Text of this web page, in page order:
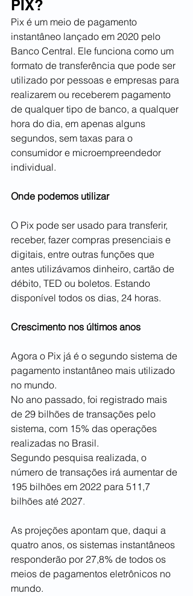
PIX?
Pix é um meio de pagamento
instantâneo lançado em 2020 pelo
Banco Central. Ele funciona como um
formato de transferência que pode ser
utilizado por pessoas e empresas para
realizarem ou receberem pagamento
de qualquer tipo de banco, a qualquer
hora do dia, em apenas alguns
segundos, sem taxas para o
consumidor e microempreendedor
individual.
Onde podemos utilizar
O Pix pode ser usado para transferir,
receber, fazer compras presenciais e
digitais, entre outras funções que
antes utilizávamos dinheiro, cartão de
débito, TED ou boletos. Estando
disponível todos os dias, 24 horas.
Crescimento nos últimos anos
Agora o Pix já é o segundo sistema de
pagamento instantâneo mais utilizado
no mundo.
No ano passado, foi registrado mais
de 29 bilhões de transações pelo
sistema, com 15% das operações
realizadas no Brasil.
Segundo pesquisa realizada, o
número de transações irá aumentar de
195 bilhões em 2022 para 511,7
bilhões até 2027.
As projeções apontam que, daqui a
quatro anos, os sistemas instantâneos
responderão por 27,8% de todos os
meios de pagamentos eletrônicos no
mundo.